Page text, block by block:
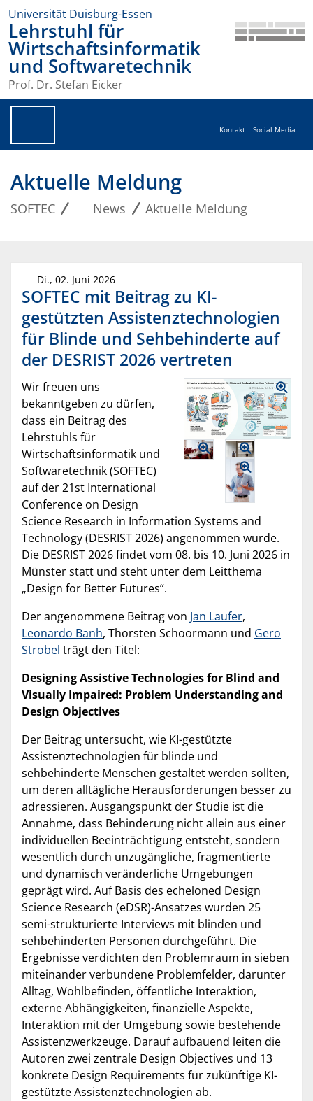
Universität Duisburg-Essen
Lehrstuhl für
Wirtschaftsinformatik
und Softwaretechnik
Prof. Dr. Stefan Eicker
Kontakt Social Media
Aktuelle Meldung
SOFTEC News Aktuelle Meldung
Di., 02. Juni 2026
SOFTEC mit Beitrag zu KI-
gestützten Assistenztechnologien
für Blinde und Sehbehinderte auf
der DESRIST 2026 vertreten
Wir freuen uns
bekanntgeben zu dürfen,
dass ein Beitrag des
Lehrstuhls für
Wirtschaftsinformatik und
Softwaretechnik (SOFTEC)
auf der 21st International
Conference on Design
Science Research in Information Systems and
Technology (DESRIST 2026) angenommen wurde.
Die DESRIST 2026 findet vom 08. bis 10. Juni 2026 in
Münster statt und steht unter dem Leitthema
„Design for Better Futures“.
Der angenommene Beitrag von Jan Laufer,
Leonardo Banh, Thorsten Schoormann und Gero
Strobel trägt den Titel:
Designing Assistive Technologies for Blind and
Visually Impaired: Problem Understanding and
Design Objectives
Der Beitrag untersucht, wie KI-gestützte
Assistenztechnologien für blinde und
sehbehinderte Menschen gestaltet werden sollten,
um deren alltägliche Herausforderungen besser zu
adressieren. Ausgangspunkt der Studie ist die
Annahme, dass Behinderung nicht allein aus einer
individuellen Beeinträchtigung entsteht, sondern
wesentlich durch unzugängliche, fragmentierte
und dynamisch veränderliche Umgebungen
geprägt wird. Auf Basis des echeloned Design
Science Research (eDSR)-Ansatzes wurden 25
semi-strukturierte Interviews mit blinden und
sehbehinderten Personen durchgeführt. Die
Ergebnisse verdichten den Problemraum in sieben
miteinander verbundene Problemfelder, darunter
Alltag, Wohlbefinden, öffentliche Interaktion,
externe Abhängigkeiten, finanzielle Aspekte,
Interaktion mit der Umgebung sowie bestehende
Assistenzwerkzeuge. Darauf aufbauend leiten die
Autoren zwei zentrale Design Objectives und 13
konkrete Design Requirements für zukünftige KI-
gestützte Assistenztechnologien ab.